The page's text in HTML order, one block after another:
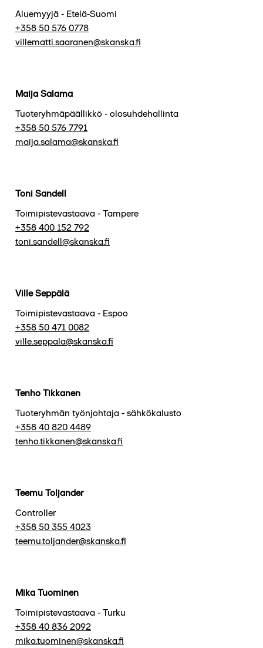
Aluemyyjä - Etelä-Suomi
+358 50 576 0778
villematti.saaranen@skanska.fi
Maija Salama
Tuoteryhmäpäällikkö - olosuhdehallinta
+358 50 576 7791
maija.salama@skanska.fi
Toni Sandell
Toimipistevastaava - Tampere
+358 400 152 792
toni.sandell@skanska.fi
Ville Seppälä
Toimipistevastaava - Espoo
+358 50 471 0082
ville.seppala@skanska.fi
Tenho Tikkanen
Tuoteryhmän työnjohtaja - sähkökalusto
+358 40 820 4489
tenho.tikkanen@skanska.fi
Teemu Toljander
Controller
+358 50 355 4023
teemu.toljander@skanska.fi
Mika Tuominen
Toimipistevastaava - Turku
+358 40 836 2092
mika.tuominen@skanska.fi